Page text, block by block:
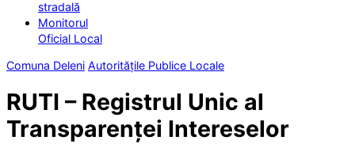
stradală
Monitorul
Oficial Local
Comuna Deleni Autoritățile Publice Locale
RUTI – Registrul Unic al
Transparenței Intereselor